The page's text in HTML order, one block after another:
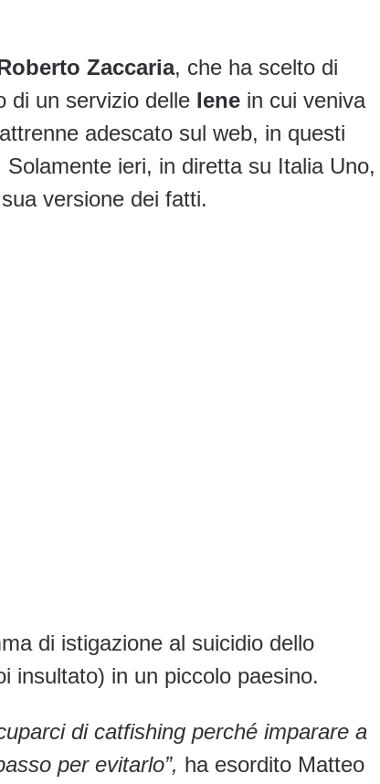
Zaccaria, che ha scelto di
di un servizio delle Iene in cui veniva
adescato sul web, in questi
Solamente ieri, in diretta su Italia Uno,
versione dei fatti.
di istigazione al suicidio dello
insultato) in un piccolo paesino.
di catfishing perché imparare a
per evitarlo”, ha esordito Matteo